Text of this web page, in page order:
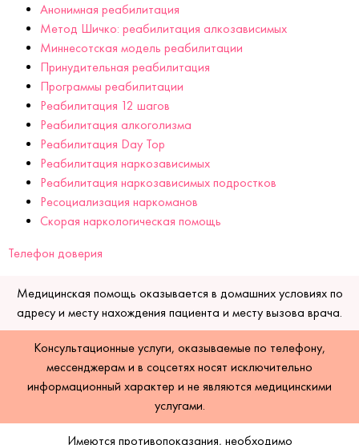
Анонимная реабилитация
Метод Шичко: реабилитация алкозависимых
Миннесотская модель реабилитации
Принудительная реабилитация
Программы реабилитации
Реабилитация 12 шагов
Реабилитация алкоголизма
Реабилитация Day Top
Реабилитация наркозависимых
Реабилитация наркозависимых подростков
Ресоциализация наркоманов
Скорая наркологическая помощь
Телефон доверия
Медицинская помощь оказывается в домашних условиях по
адресу и месту нахождения пациента и месту вызова врача.
Консультационные услуги, оказываемые по телефону,
мессенджерам и в соцсетях носят исключительно
информационный характер и не являются медицинскими
услугами.
Имеются противопоказания, необходимо